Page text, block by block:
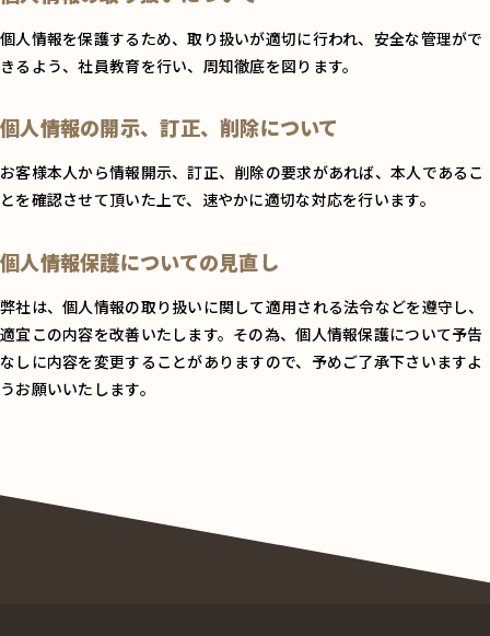
個人情報を保護するため、取り扱いが適切に行われ、安全な管理がで
きるよう、社員教育を行い、周知徹底を図ります。
個人情報の開示、訂正、削除について
お客様本人から情報開示、訂正、削除の要求があれば、本人であるこ
とを確認させて頂いた上で、速やかに適切な対応を行います。
個人情報保護についての見直し
弊社は、個人情報の取り扱いに関して適用される法令などを遵守し、
適宜この内容を改善いたします。その為、個人情報保護について予告
なしに内容を変更することがありますので、予めご了承下さいますよ
うお願いいたします。